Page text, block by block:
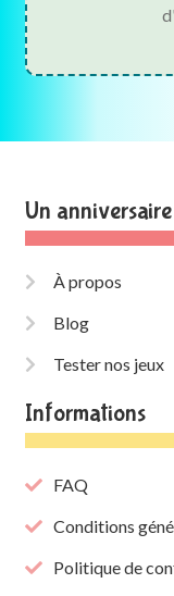
Un
À propos
Blog
Tester nos jeux
Informations
FAQ
Conditions
Politique de